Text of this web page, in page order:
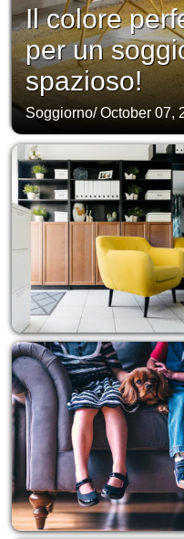
Il colore
per un
spazioso!
Soggiorno/October 07,